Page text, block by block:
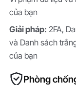
của bạn
Giải pháp: 2FA,
và Danh sách
của bạn
Phòng